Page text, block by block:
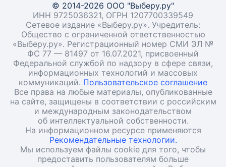
© 2014-2026 ООО "Выберу.ру"
ИНН 9725036321, ОГРН 1207700339549
Сетевое издание «Выберу.ру». Учредитель:
Общество с ограниченной ответственностью
«Выберу.ру». Регистрационный номер СМИ ЭЛ №
ФС 77 — 81497 от 16.07.2021, присвоенный
Федеральной службой по надзору в сфере связи,
информационных технологий и массовых
коммуникаций. Пользовательское соглашение
Все права на любые материалы, опубликованные
на сайте, защищены в соответствии с российским
и международным законодательством
об интеллектуальной собственности.
На информационном ресурсе применяются
Рекомендательные технологии.
Мы используем файлы cookie для того, чтобы
предоставить пользователям больше